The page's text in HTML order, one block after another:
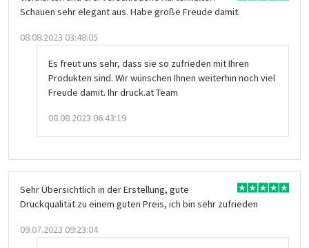
Schauen sehr elegant aus. Habe große Freude damit.
08.08.2023 03:48:05
Es freut uns sehr, dass sie so zufrieden mit Ihren
Produkten sind. Wir wünschen Ihnen weiterhin noch viel
Freude damit. Ihr druck.at Team
08.08.2023 06:43:19
Sehr Übersichtlich in der Erstellung, gute
Druckqualität zu einem guten Preis, ich bin sehr zufrieden
09.07.2023 09:23:04